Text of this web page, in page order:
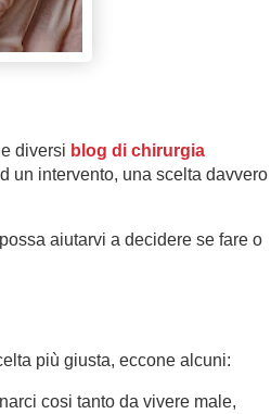
diversi blog di chirurgia
un intervento, una scelta davvero
aiutarvi a decidere se fare o
più giusta, eccone alcuni:
cosi tanto da vivere male,